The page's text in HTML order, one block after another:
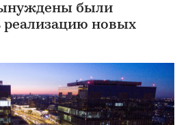
были
реализацию новых